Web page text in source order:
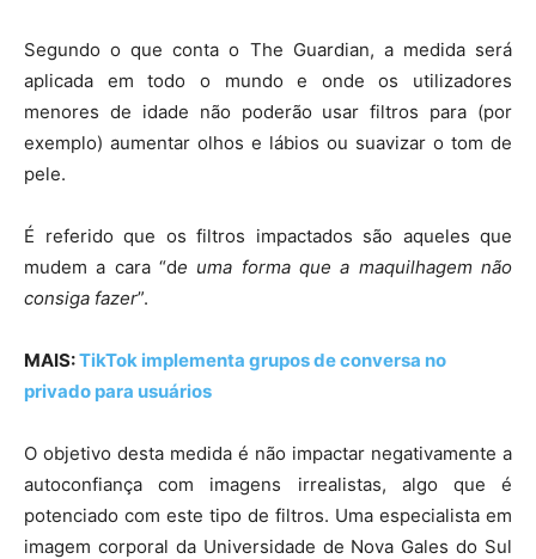
Segundo o que conta o The Guardian, a medida será
aplicada em todo o mundo e onde os utilizadores
menores de idade não poderão usar filtros para (por
exemplo) aumentar olhos e lábios ou suavizar o tom de
pele.
É referido que os filtros impactados são aqueles que
mudem a cara “de uma forma que a maquilhagem não
consiga fazer”.
MAIS:TikTok implementa grupos de conversa no
privado para usuários
O objetivo desta medida é não impactar negativamente a
autoconfiança com imagens irrealistas, algo que é
potenciado com este tipo de filtros. Uma especialista em
imagem corporal da Universidade de Nova Gales do Sul